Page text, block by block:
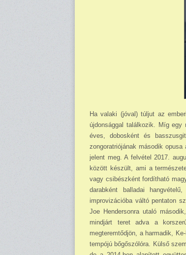
Ha valaki (jóval) túljut az
újdonsággal találkozik. Míg
éves, dobosként és
zongoratriójának második
jelent meg. A felvétel 2017.
között készült, ami a
vagy csibészként fordítható
darabként balladai
improvizációba váltó pentaton
Joe Hendersonra utaló
mindjárt teret adva a
megteremtődjön, a harmadik,
tempójú bőgőszólóra. Külső